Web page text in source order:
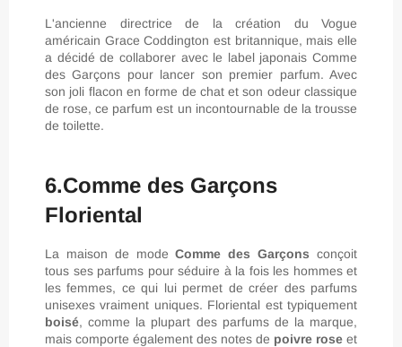
L'ancienne directrice de la création du Vogue
américain Grace Coddington est britannique, mais elle
a décidé de collaborer avec le label japonais Comme
des Garçons pour lancer son premier parfum. Avec
son joli flacon en forme de chat et son odeur classique
de rose, ce parfum est un incontournable de la trousse
de toilette.
6.Comme des Garçons
Floriental
La maison de modeComme des Garçons conçoit
tous ses parfums pour séduire à la fois les hommes et
les femmes, ce qui lui permet de créer des parfums
unisexes vraiment uniques. Floriental est typiquement
boisé, comme la plupart des parfums de la marque,
mais comporte également des notes de poivre rose et